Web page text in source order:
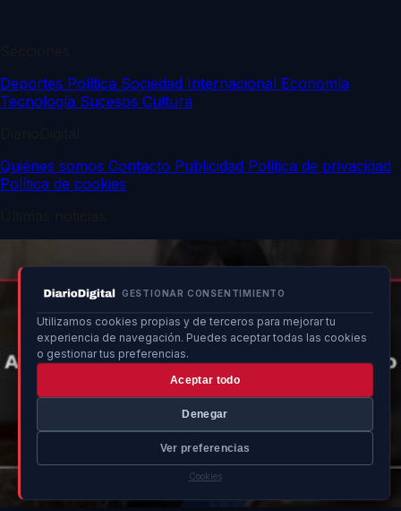
GESTIONAR CONSENTIMIENTO
Utilizamos cookies propias y de terceros para mejorar tu
experiencia de navegación. Puedes aceptar todas las cookies
o gestionar tus preferencias.
Aceptar todo
Denegar
Ver preferencias
Cookies
Deportes Política Sociedad Internacional Economía
Tecnología Sucesos Cultura
Quiénes somos Contacto Publicidad Política de privacidad
Política de cookies